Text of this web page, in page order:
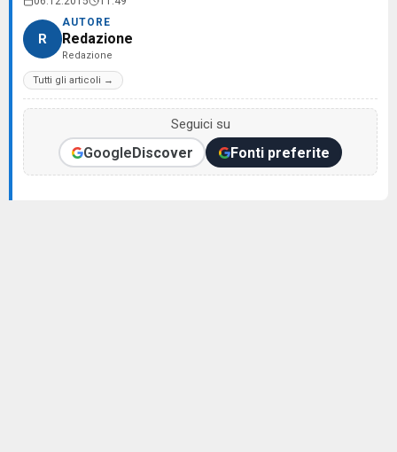
R
AUTORE
Redazione
Redazione
Tutti gli articoli →
Seguici su
GoogleDiscover Fonti preferite